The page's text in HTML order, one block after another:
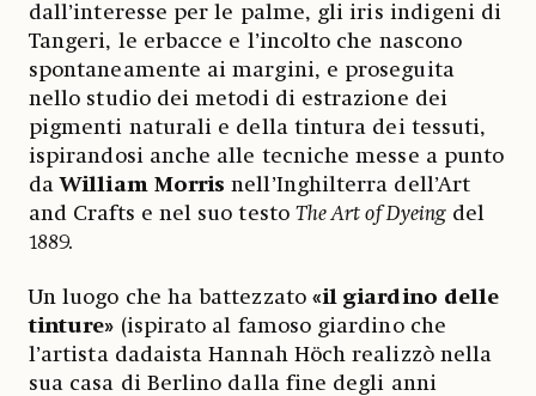
dall’interesse per le palme, gli iris indigeni di
Tangeri, le erbacce e l’incolto che nascono
spontaneamente ai margini, e proseguita
nello studio dei metodi di estrazione dei
pigmenti naturali e della tintura dei tessuti,
ispirandosi anche alle tecniche messe a punto
daWilliam Morris nell’Inghilterra dell’Art
and Crafts e nel suo testo The Art of Dyeing del
1889.
Un luogo che ha battezzato«il giardino delle
tinture» (ispirato al famoso giardino che
l’artista dadaista Hannah Höch realizzò nella
sua casa di Berlino dalla fine degli anni